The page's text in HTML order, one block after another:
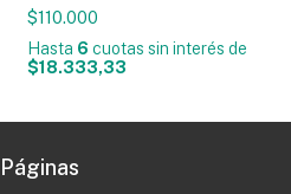
$110.000
Hasta 6 cuotas sin interés de
$18.333,33
Páginas